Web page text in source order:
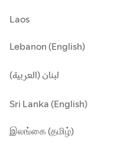
Laos
Lebanon (English)
لبنان (العربية)
Sri Lanka (English)
இலங்கை (தமிழ்)